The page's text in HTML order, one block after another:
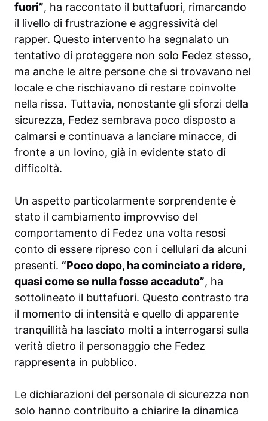
fuori”, ha raccontato il buttafuori, rimarcando
il livello di frustrazione e aggressività del
rapper. Questo intervento ha segnalato un
tentativo di proteggere non solo Fedez stesso,
ma anche le altre persone che si trovavano nel
locale e che rischiavano di restare coinvolte
nella rissa. Tuttavia, nonostante gli sforzi della
sicurezza, Fedez sembrava poco disposto a
calmarsi e continuava a lanciare minacce, di
fronte a un Iovino, già in evidente stato di
difficoltà.
Un aspetto particolarmente sorprendente è
stato il cambiamento improvviso del
comportamento di Fedez una volta resosi
conto di essere ripreso con i cellulari da alcuni
presenti. “Poco dopo, ha cominciato a ridere,
quasi come se nulla fosse accaduto”, ha
sottolineato il buttafuori. Questo contrasto tra
il momento di intensità e quello di apparente
tranquillità ha lasciato molti a interrogarsi sulla
verità dietro il personaggio che Fedez
rappresenta in pubblico.
Le dichiarazioni del personale di sicurezza non
solo hanno contribuito a chiarire la dinamica